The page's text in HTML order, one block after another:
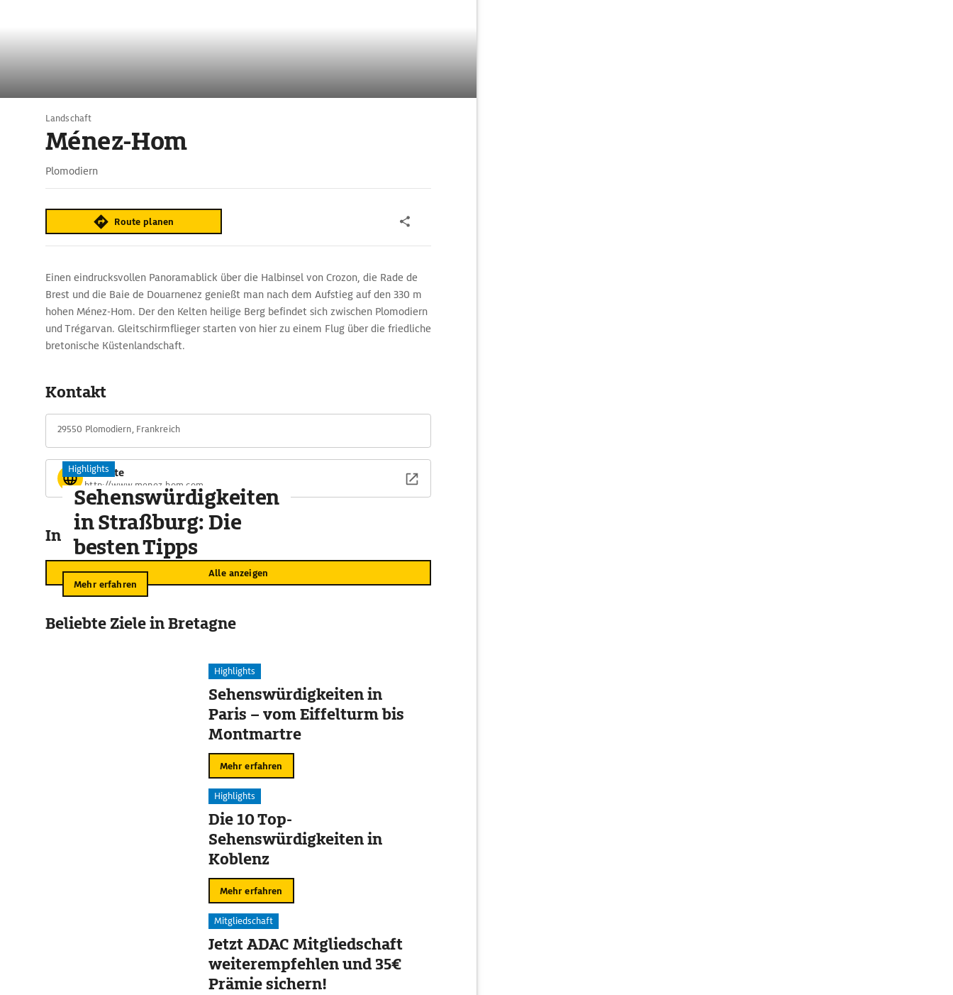
Landschaft
Ménez-Hom
Plomodiern
Route planen
Einen eindrucksvollen Panoramablick über die Halbinsel von Crozon, die Rade de
Brest und die Baie de Douarnenez genießt man nach dem Aufstieg auf den 330 m
hohen Ménez-Hom. Der den Kelten heilige Berg befindet sich zwischen Plomodiern
und Trégarvan. Gleitschirmflieger starten von hier zu einem Flug über die friedliche
bretonische Küstenlandschaft.
Kontakt
29550 Plomodiern, Frankreich
Website
http://www.menez-hom.com
In der Umgebung
Alle anzeigen
Highlights
Sehenswürdigkeiten
in Straßburg: Die
besten Tipps
Mehr erfahren
Beliebte Ziele in Bretagne
Highlights
Sehenswürdigkeiten in
Paris – vom Eiffelturm bis
Montmartre
Mehr erfahren
Highlights
Die 10 Top-
Sehenswürdigkeiten in
Koblenz
Mehr erfahren
Mitgliedschaft
Jetzt ADAC Mitgliedschaft
weiterempfehlen und 35€
Prämie sichern!